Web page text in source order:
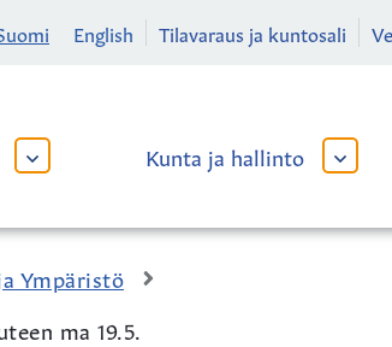
English Tilavaraus ja kuntosali
AVAA
ALAVALIKKO
Kunta ja hallinto
AVAA
Ympäristö
ma 19.5.